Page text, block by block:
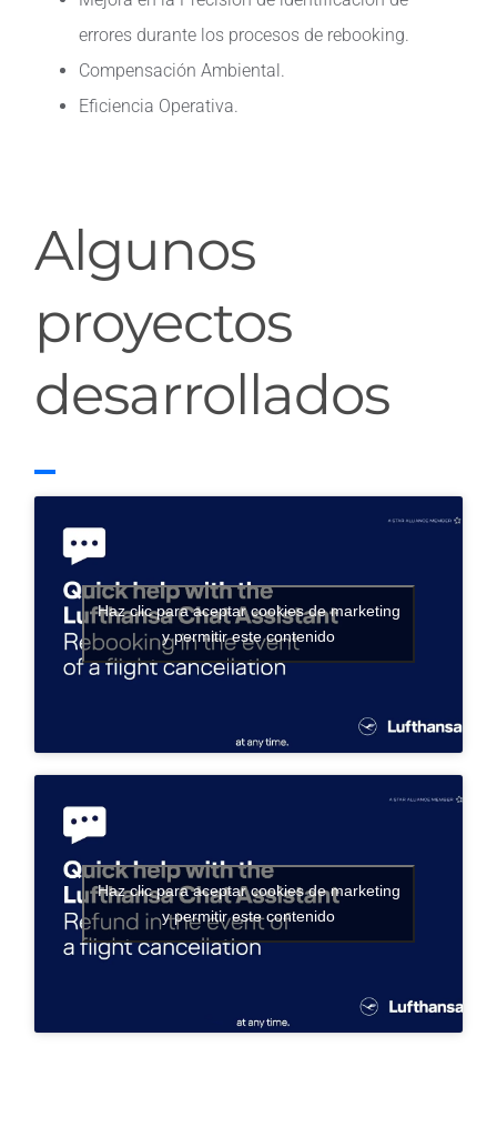
errores durante los procesos de rebooking.
Compensación Ambiental.
Eficiencia Operativa.
Algunos
proyectos
desarrollados
Haz clic para aceptar cookies de marketing
y permitir este contenido
Haz clic para aceptar cookies de marketing
y permitir este contenido